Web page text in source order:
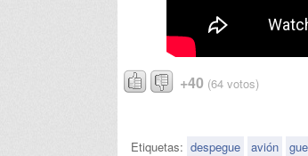
+40 (64 votos)
Etiquetas: despegue avión